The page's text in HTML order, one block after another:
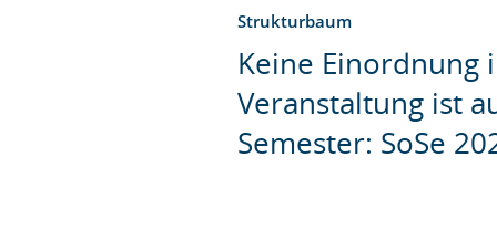
Strukturbaum
Keine Einordnung
Veranstaltung ist
Semester: SoSe